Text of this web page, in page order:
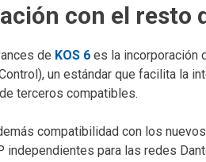
con el resto
de KOS 6 es la incorporación
un estándar que facilita la
terceros compatibles.
compatibilidad con los
para las redes